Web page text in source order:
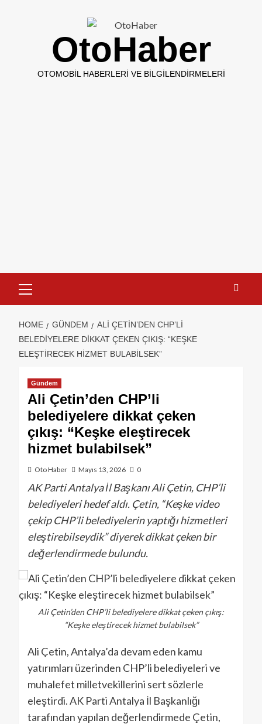
OtoHaber
OTOMOBIL HABERLERI VE BILGILENDIRMELERI
HOME GÜNDEM
ALI ÇETIN’DEN CHP’LI
BELEDIYELERE DIKKAT ÇEKEN ÇIKIŞ: “KEŞKE
ELEŞTIRECEK HIZMET BULABILSEK”
Gündem
Ali Çetin’den CHP’li
belediyelere dikkat çeken
çıkış: “Keşke eleştirecek
hizmet bulabilsek”
Oto Haber Mayıs 13, 2026 0
AK Parti Antalya İl Başkanı Ali Çetin, CHP’li
belediyeleri hedef aldı. Çetin, “Keşke video
çekip CHP’li belediyelerin yaptığı hizmetleri
eleştirebilseydik” diyerek dikkat çeken bir
değerlendirmede bulundu.
Ali Çetin’den CHP’li belediyelere dikkat çeken çıkış:
“Keşke eleştirecek hizmet bulabilsek”
Ali Çetin, Antalya’da devam eden kamu
yatırımları üzerinden CHP’li belediyeleri ve
muhalefet milletvekillerini sert sözlerle
eleştirdi. AK Parti Antalya İl Başkanlığı
tarafından yapılan değerlendirmede Çetin,